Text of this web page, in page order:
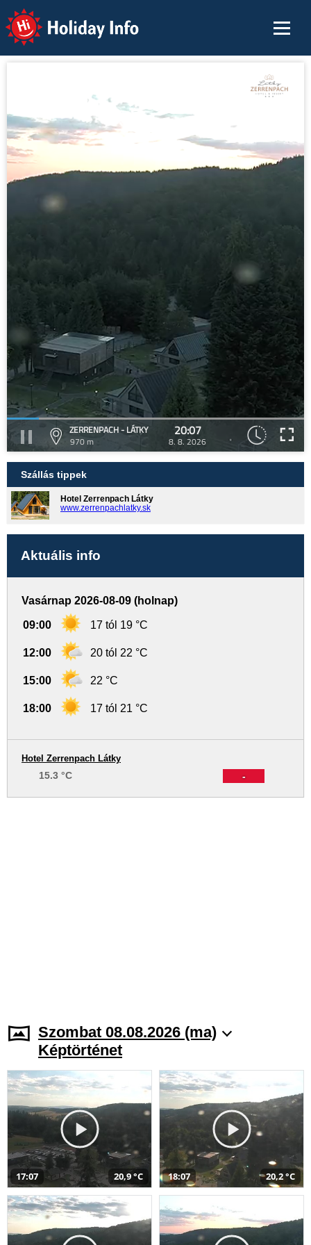
Holiday Info
ZERRENPACH - LÁTKY
970 m
20:07
8. 8. 2026
Szállás tippek
Hotel Zerrenpach Látky
www.zerrenpachlatky.sk
Aktuális info
Vasárnap 2026-08-09 (holnap)
09:00 17 tól 19 °C
12:00 20 tól 22 °C
15:00 22 °C
18:00 17 tól 21 °C
-
Hotel Zerrenpach Látky
15.3 °C
Szombat 08.08.2026 (ma)
Képtörténet
17:07 20,9 °C 18:07 20,2 °C